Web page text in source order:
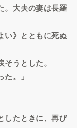
。大夫の妻は長羅
い》とともに死ぬ
うとした。
。」
したときに、再び